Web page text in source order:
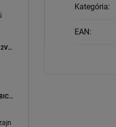
OSRAM NIGHT BREAKER LED SPEED H7 12V 16W 6000K +450 % (64210DWNBSP450-2HB) – 2KS, ECOPACK
CARFACE E-HORNET 3 - PRE 3 ELEKTRO/BICYKLE
Kategória:
EAN: